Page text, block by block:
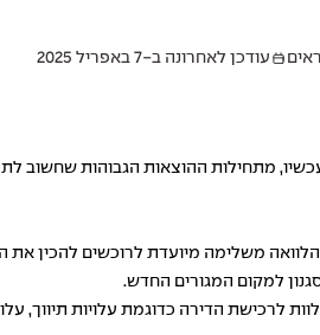
עודכן לאחרונה ב-7 באפריל 2025
מתחילות ההוצאות הגבוהות שחשוב
משלימה מיועדת לרוכשים להכין את
למקום המגורים החדש.
לרכישת הדירה כדוגמת עלויות